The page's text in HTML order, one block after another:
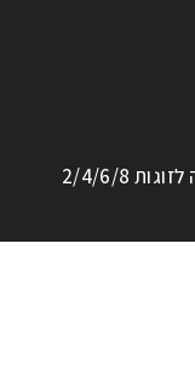
טבעת נירוסטה חלקה זהובה לזוגות 2/4/6/8